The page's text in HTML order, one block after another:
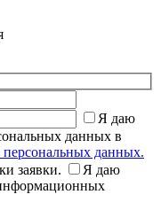
Я даю
данных в
данных.
заявки.
Я даю